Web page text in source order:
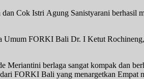
Cok Istri Agung Sanistyarani berhasil
Umum FORKI Bali Dr. I Ketut
berlaga sangat kompak dan
FORKI Bali yang menargetkan Empat